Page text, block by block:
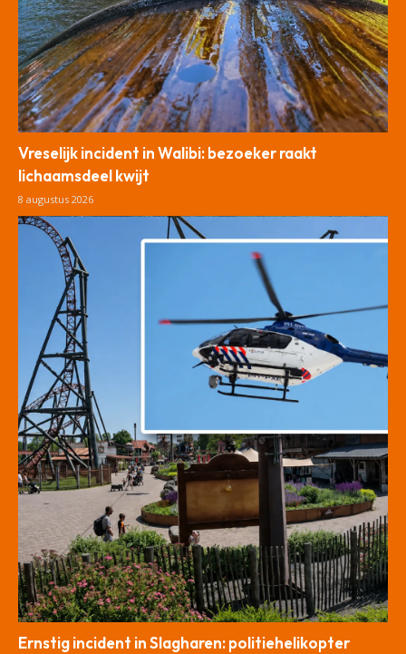
Vreselijk incident in Walibi: bezoeker raakt
lichaamsdeel kwijt
8 augustus 2026
Ernstig incident in Slagharen: politiehelikopter